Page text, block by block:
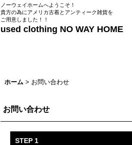
ノーウェイホームへようこそ！
貴方の為にアメリカ古着とアンティーク雑貨を
ご用意しました！！
used clothing NO WAY HOME
ホーム > お問い合わせ
お問い合わせ
STEP 1